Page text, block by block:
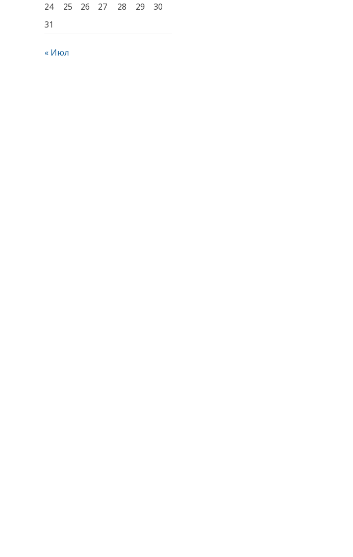
24
25 26 27 28 29
30
31
« Июл